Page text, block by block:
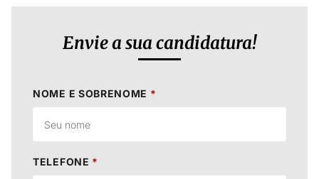
Envie a sua candidatura!
NOME E SOBRENOME *
TELEFONE *